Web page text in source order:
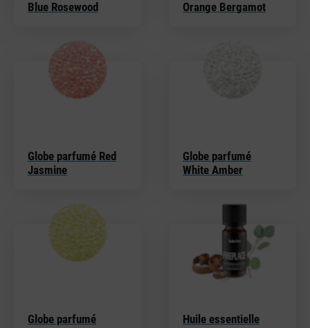
Blue Rosewood Orange Bergamot
Globe parfumé Red
Jasmine
Globe parfumé
White Amber
Globe parfumé
Huile essentielle